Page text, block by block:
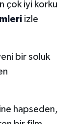
çok iyi korku
izle
bir soluk
hapseden,